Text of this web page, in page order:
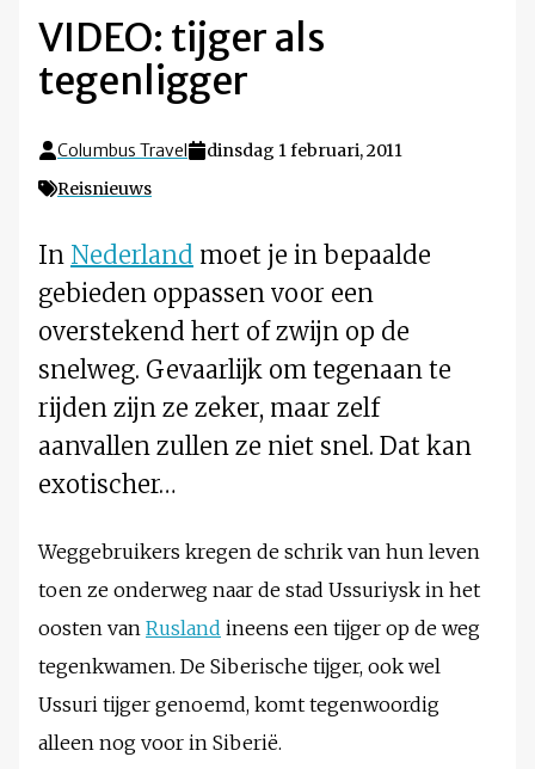
VIDEO: tijger als
tegenligger
Columbus Travel
dinsdag 1 februari, 2011
Reisnieuws
In Nederland moet je in bepaalde
gebieden oppassen voor een
overstekend hert of zwijn op de
snelweg. Gevaarlijk om tegenaan te
rijden zijn ze zeker, maar zelf
aanvallen zullen ze niet snel. Dat kan
exotischer…
Weggebruikers kregen de schrik van hun leven
toen ze onderweg naar de stad Ussuriysk in het
oosten van Rusland ineens een tijger op de weg
tegenkwamen. De Siberische tijger, ook wel
Ussuri tijger genoemd, komt tegenwoordig
alleen nog voor in Siberië.